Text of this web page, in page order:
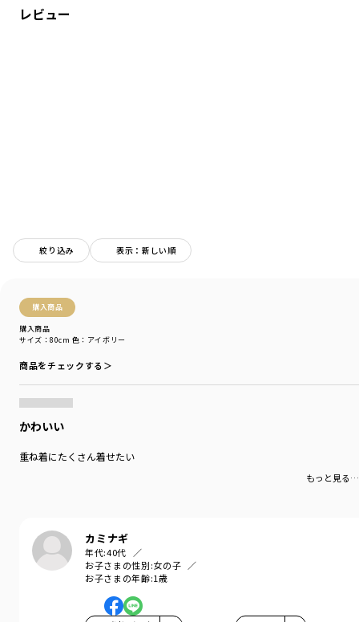
レビュー
絞り込み 表示：新しい順
購入商品
購入商品
サイズ：80cm 色：アイボリー
商品をチェックする＞
かわいい
重ね着にたくさん着せたい
もっと見る…
カミナギ
年代:40代
お子さまの性別:女の子
お子さまの年齢:1歳